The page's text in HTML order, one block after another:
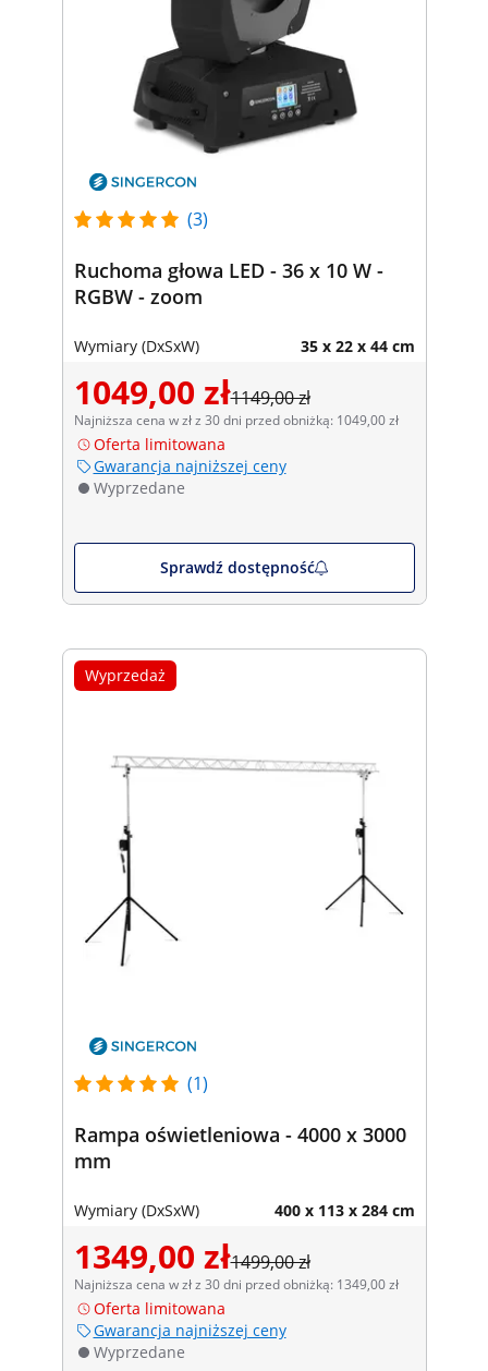
(3)
Ruchoma głowa LED - 36 x 10 W -
RGBW - zoom
Wymiary (DxSxW) 35 x 22 x 44 cm
1049,00 zł1149,00 zł
Najniższa cena w zł z 30 dni przed obniżką: 1049,00 zł
Oferta limitowana
Gwarancja najniższej ceny
Wyprzedane
Sprawdź dostępność
Wyprzedaż
(1)
Rampa oświetleniowa - 4000 x 3000
mm
Wymiary (DxSxW) 400 x 113 x 284 cm
1349,00 zł1499,00 zł
Najniższa cena w zł z 30 dni przed obniżką: 1349,00 zł
Oferta limitowana
Gwarancja najniższej ceny
Wyprzedane